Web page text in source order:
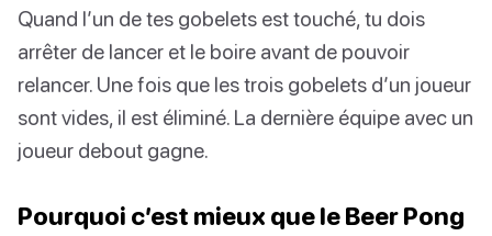
Quand l’un de tes gobelets est touché, tu dois
arrêter de lancer et le boire avant de pouvoir
relancer. Une fois que les trois gobelets d’un joueur
sont vides, il est éliminé. La dernière équipe avec un
joueur debout gagne.
Pourquoi c’est mieux que le Beer Pong